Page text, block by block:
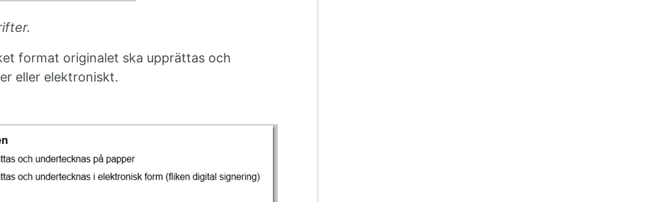
format originalet ska upprättas och
eller elektroniskt.